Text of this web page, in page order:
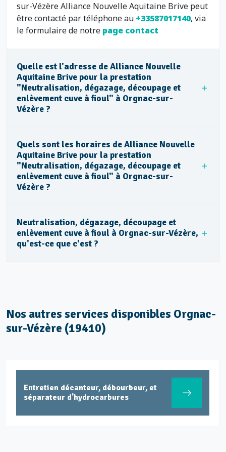
sur-Vézère Alliance Nouvelle Aquitaine Brive peut
être contacté par téléphone au +33587017140, via
le formulaire de notre page contact
Quelle est l'adresse de Alliance Nouvelle
Aquitaine Brive pour la prestation
"Neutralisation, dégazage, découpage et
enlèvement cuve à fioul" à Orgnac-sur-
Vézère ?
Quels sont les horaires de Alliance Nouvelle
Aquitaine Brive pour la prestation
"Neutralisation, dégazage, découpage et
enlèvement cuve à fioul" à Orgnac-sur-
Vézère ?
Neutralisation, dégazage, découpage et
enlèvement cuve à fioul à Orgnac-sur-Vézère,
qu'est-ce que c'est ?
Nos autres services disponibles Orgnac-
sur-Vézère (19410)
Entretien décanteur, débourbeur, et
séparateur d'hydrocarbures